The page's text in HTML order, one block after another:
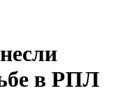
в РПЛ